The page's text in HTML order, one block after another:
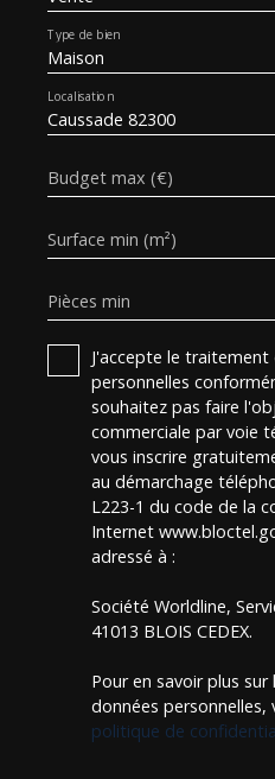
Maison
Type de bien
Caussade 82300
Localisation
Budget max (€)
Surface min (m²)
Pièces min
J'accepte le traitement
personnelles
souhaitez pas faire
commerciale par voie
vous inscrire
au démarchage
L223-1 du code de la
Internet
adressé à :
Société Worldline,
41013 BLOIS CEDEX.
Pour en savoir plus
données personnelles,
politique de